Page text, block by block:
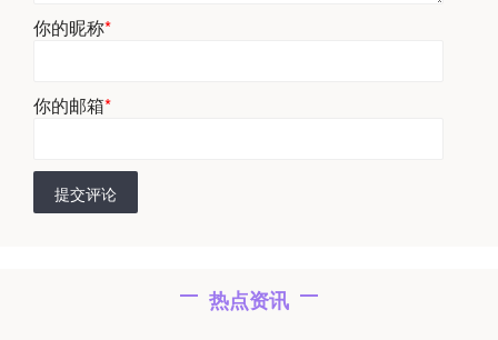
你的昵称*
你的邮箱*
提交评论
热点资讯